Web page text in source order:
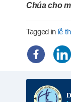
Chúa cho
Tagged in lễ